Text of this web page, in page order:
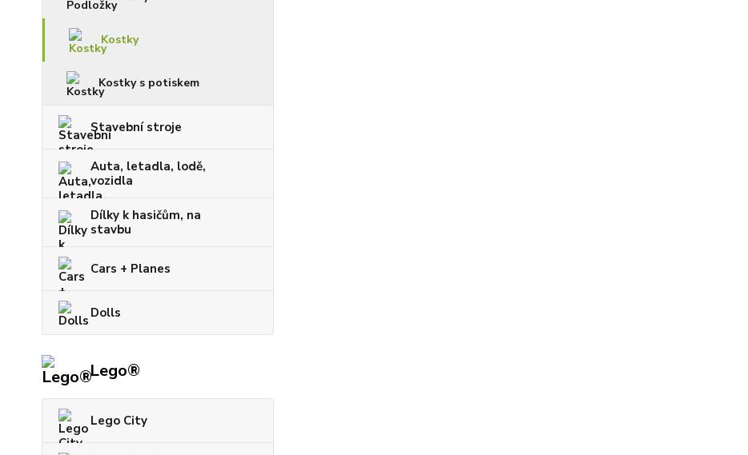
Kostky
Kostky s potiskem
Stavební stroje
Auta, letadla, lodě,
vozidla
Dílky k hasičům, na
stavbu
Cars + Planes
Dolls
Lego®
Lego City